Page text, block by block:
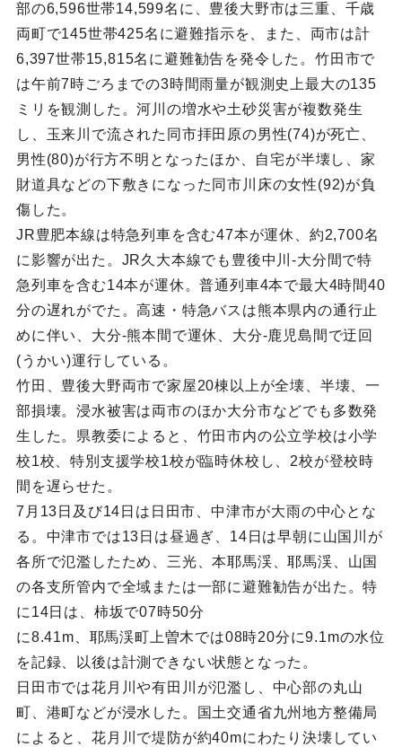
部の6,596世帯14,599名に、豊後大野市は三重、千歳
両町で145世帯425名に避難指示を、また、両市は計
6,397世帯15,815名に避難勧告を発令した。竹田市で
は午前7時ごろまでの3時間雨量が観測史上最大の135
ミリを観測した。河川の増水や土砂災害が複数発生
し、玉来川で流された同市拝田原の男性(74)が死亡、
男性(80)が行方不明となったほか、自宅が半壊し、家
財道具などの下敷きになった同市川床の女性(92)が負
傷した。
JR豊肥本線は特急列車を含む47本が運休、約2,700名
に影響が出た。JR久大本線でも豊後中川-大分間で特
急列車を含む14本が運休。普通列車4本で最大4時間40
分の遅れがでた。高速・特急バスは熊本県内の通行止
めに伴い、大分-熊本間で運休、大分-鹿児島間で迂回
(うかい)運行している。
竹田、豊後大野両市で家屋20棟以上が全壊、半壊、一
部損壊。浸水被害は両市のほか大分市などでも多数発
生した。県教委によると、竹田市内の公立学校は小学
校1校、特別支援学校1校が臨時休校し、2校が登校時
間を遅らせた。
7月13日及び14日は日田市、中津市が大雨の中心とな
る。中津市では13日は昼過ぎ、14日は早朝に山国川が
各所で氾濫したため、三光、本耶馬渓、耶馬渓、山国
の各支所管内で全域または一部に避難勧告が出た。特
に14日は、柿坂で07時50分
に8.41m、耶馬渓町上曽木では08時20分に9.1mの水位
を記録、以後は計測できない状態となった。
日田市では花月川や有田川が氾濫し、中心部の丸山
町、港町などが浸水した。国土交通省九州地方整備局
によると、花月川で堤防が約40mにわたり決壊してい